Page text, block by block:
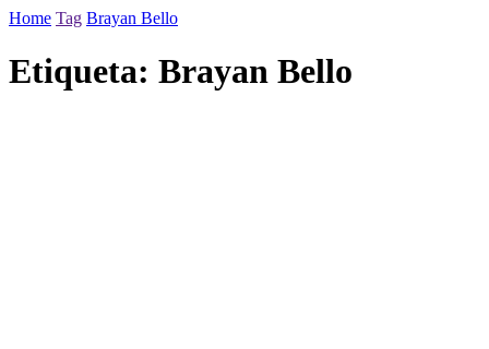
Home Tag Brayan Bello
Etiqueta: Brayan Bello